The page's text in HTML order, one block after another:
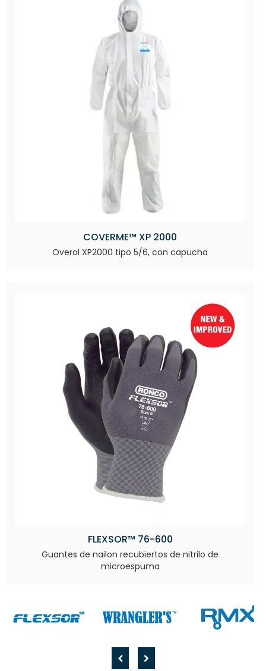
COVERME™ XP 2000
Overol XP2000 tipo 5/6, con capucha
FLEXSOR™ 76-600
Guantes de nailon recubiertos de nitrilo de
microespuma